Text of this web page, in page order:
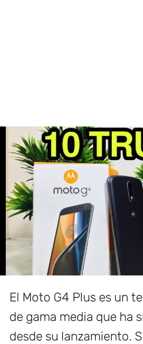
El Moto G4 Plus es un
de gama media que ha
desde su lanzamiento.